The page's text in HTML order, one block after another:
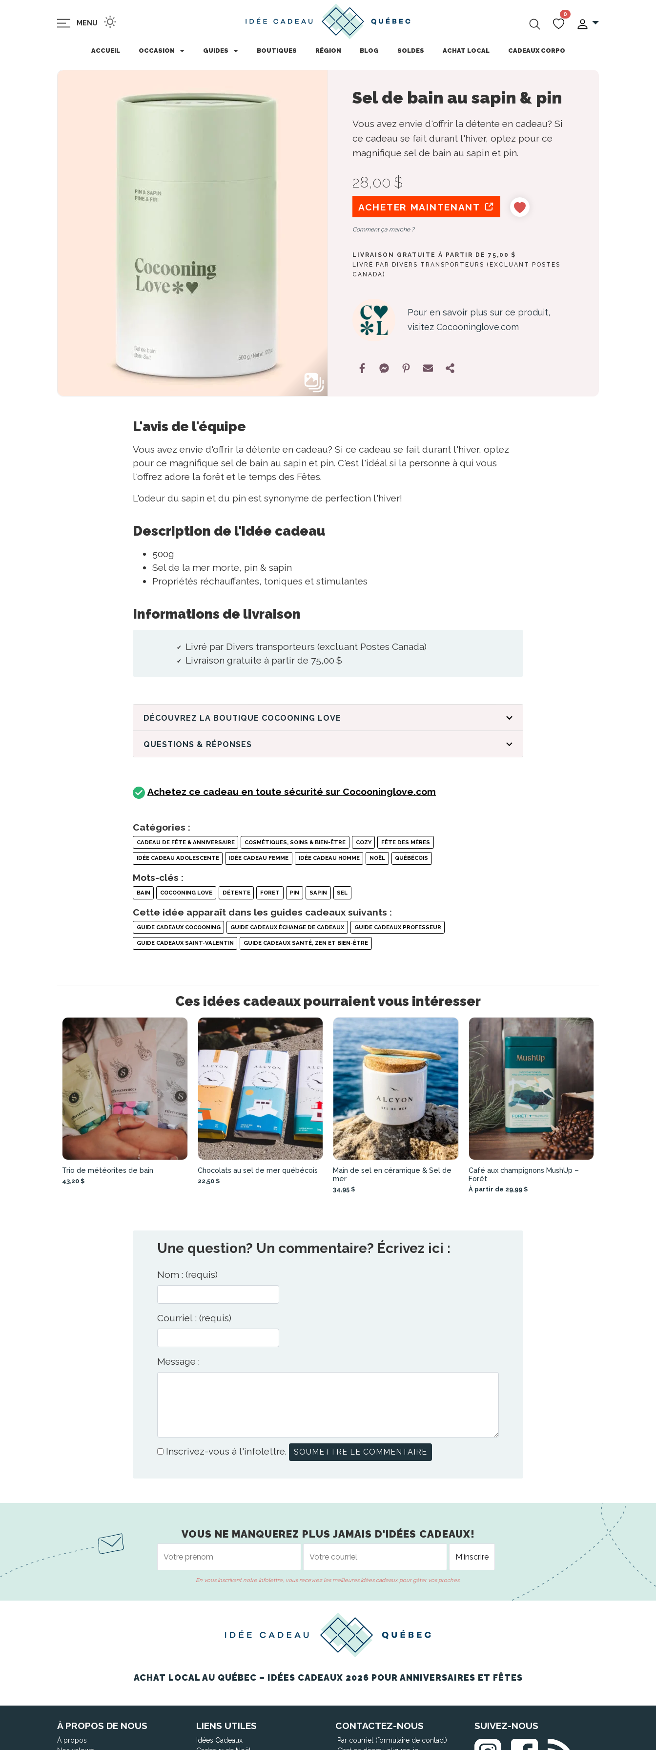
MENU
0
ACCUEIL OCCASION GUIDES BOUTIQUES RÉGION BLOG SOLDES ACHAT LOCAL CADEAUX CORPO
Sel de bain au sapin & pin
Vous avez envie d'offrir la détente en cadeau? Si
ce cadeau se fait durant l'hiver, optez pour ce
magnifique sel de bain au sapin et pin.
28,00 $
ACHETER MAINTENANT
Comment ça marche ?
LIVRAISON GRATUITE À PARTIR DE 75,00 $
LIVRÉ PAR DIVERS TRANSPORTEURS (EXCLUANT POSTES
CANADA)
Pour en savoir plus sur ce produit,
visitez Cocooninglove.com
L'avis de l'équipe
Vous avez envie d'offrir la détente en cadeau? Si ce cadeau se fait durant l'hiver, optez
pour ce magnifique sel de bain au sapin et pin. C'est l'idéal si la personne à qui vous
l'offrez adore la forêt et le temps des Fêtes.
L'odeur du sapin et du pin est synonyme de perfection l'hiver!
Description de l'idée cadeau
500g
Sel de la mer morte, pin & sapin
Propriétés réchauffantes, toniques et stimulantes
Informations de livraison
Livré par Divers transporteurs (excluant Postes Canada)
Livraison gratuite à partir de 75,00 $
DÉCOUVREZ LA BOUTIQUE COCOONING LOVE
QUESTIONS & RÉPONSES
Achetez ce cadeau en toute sécurité sur Cocooninglove.com
Catégories :
CADEAU DE FÊTE & ANNIVERSAIRE COSMÉTIQUES, SOINS & BIEN-ÊTRE COZY FÊTE DES MÈRES
IDÉE CADEAU ADOLESCENTE IDÉE CADEAU FEMME IDÉE CADEAU HOMME NOËL QUÉBÉCOIS
Mots-clés :
BAIN COCOONING LOVE DÉTENTE FORET PIN SAPIN SEL
Cette idée apparaît dans les guides cadeaux suivants :
GUIDE CADEAUX COCOONING GUIDE CADEAUX ÉCHANGE DE CADEAUX GUIDE CADEAUX PROFESSEUR
GUIDE CADEAUX SAINT-VALENTIN GUIDE CADEAUX SANTÉ, ZEN ET BIEN-ÊTRE
Ces idées cadeaux pourraient vous intéresser
Trio de météorites de bain
43,20 $
Chocolats au sel de mer québécois
22,50 $
Main de sel en céramique & Sel de
mer
34,95 $
Café aux champignons MushUp –
Forêt
À partir de 29,99 $
Une question? Un commentaire? Écrivez ici :
Nom : (requis)
Courriel : (requis)
Message :
Inscrivez-vous à l'infolettre.
VOUS NE MANQUEREZ PLUS JAMAIS D'IDÉES CADEAUX!
En vous inscrivant notre infolettre, vous recevrez les meilleures idées cadeaux pour gâter vos proches.
ACHAT LOCAL AU QUÉBEC – IDÉES CADEAUX 2026 POUR ANNIVERSAIRES ET FÊTES
À PROPOS DE NOUS
À propos
LIENS UTILES
Idées Cadeaux
CONTACTEZ-NOUS
Par courriel (formulaire de contact)
SUIVEZ-NOUS